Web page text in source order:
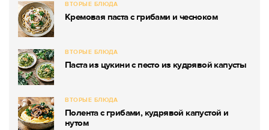
ВТОРЫЕ БЛЮДА
Кремовая паста с грибами и чесноком
ВТОРЫЕ БЛЮДА
Паста из цукини с песто из кудрявой капусты
ВТОРЫЕ БЛЮДА
Полента с грибами, кудрявой капустой и
нутом